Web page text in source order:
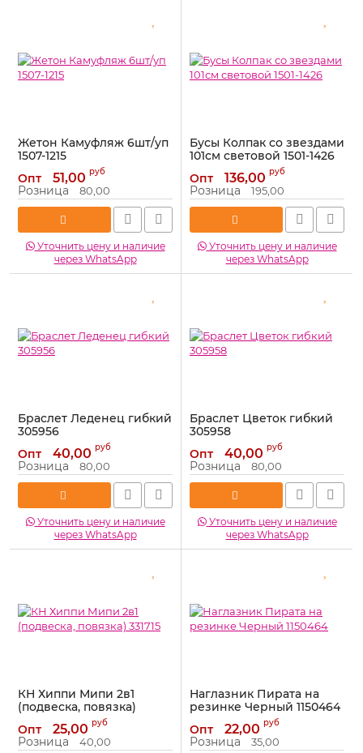
Жетон Камуфляж 6шт/уп
1507-1215
Артикул: 1507-1215
Опт 51,00 руб
Розница 80,00
Уточнить цену и наличие
через WhatsApp
Бусы Колпак со звездами
101см световой 1501-1426
Артикул: 1501-1426
Опт 136,00 руб
Розница 195,00
Уточнить цену и наличие
через WhatsApp
Браслет Леденец гибкий
305956
Артикул: 305956
Опт 40,00 руб
Розница 80,00
Уточнить цену и наличие
через WhatsApp
Браслет Цветок гибкий
305958
Артикул: 305958
Опт 40,00 руб
Розница 80,00
Уточнить цену и наличие
через WhatsApp
КН Хиппи Мипи 2в1
(подвеска, повязка)
Артикул: 331715
Опт 25,00 руб
Розница 40,00
Наглазник Пирата на
резинке Черный 1150464
Артикул: 1150464
Опт 22,00 руб
Розница 35,00